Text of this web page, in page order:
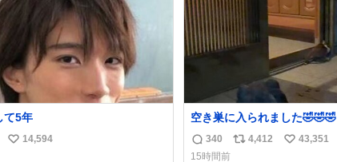
して5年
い
14,594
空き巣に入られました🤣🤣🤣
返
340
リ
4,412
い
43,351
15時間前